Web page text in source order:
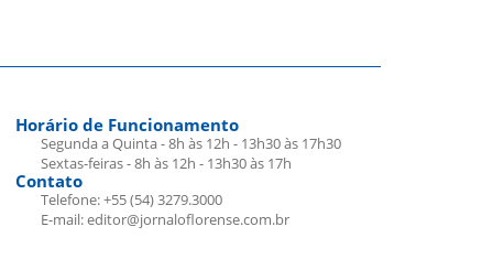
Horário de Funcionamento
Segunda a Quinta - 8h às 12h - 13h30 às 17h30
Sextas-feiras - 8h às 12h - 13h30 às 17h
Contato
Telefone: +55 (54) 3279.3000
E-mail: editor@jornaloflorense.com.br